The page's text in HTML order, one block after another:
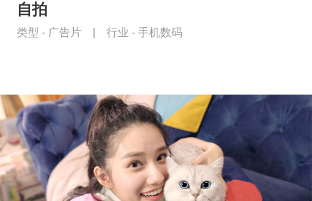
自拍
类型 - 广告片 行业 - 手机数码